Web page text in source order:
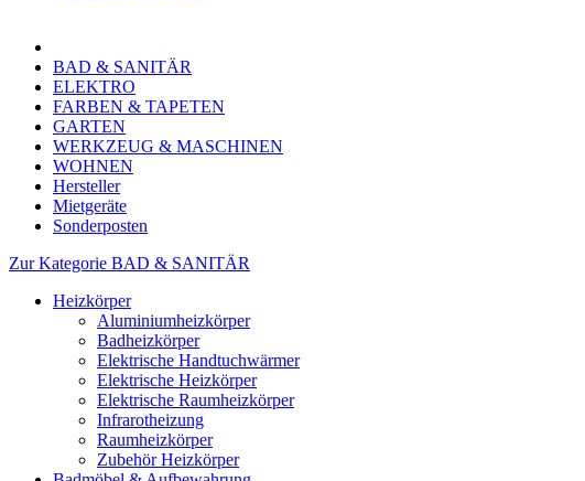
BAD & SANITÄR
ELEKTRO
FARBEN & TAPETEN
GARTEN
WERKZEUG & MASCHINEN
WOHNEN
Hersteller
Mietgeräte
Sonderposten
Zur Kategorie BAD & SANITÄR
Heizkörper
Aluminiumheizkörper
Badheizkörper
Elektrische Handtuchwärmer
Elektrische Heizkörper
Elektrische Raumheizkörper
Infrarotheizung
Raumheizkörper
Zubehör Heizkörper